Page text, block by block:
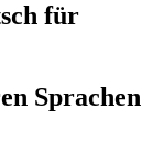
für
Sprachen